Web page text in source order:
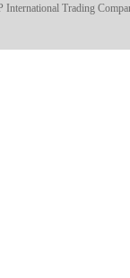
Trading